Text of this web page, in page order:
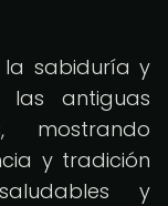
la sabiduría y
las antiguas
mostrando
y tradición
y